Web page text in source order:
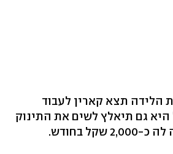
הלידה תצא קארין לעבוד
היא גם תיאלץ לשים את התינוק
בחודש.